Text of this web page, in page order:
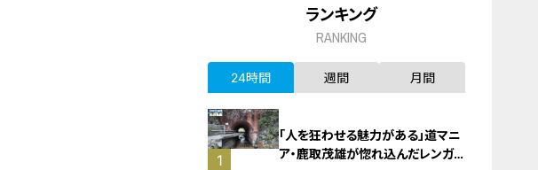
ランキング
RANKING
24時間 週間 月間
1
「人を狂わせる魅力がある」道マニ
ア・鹿取茂雄が惚れ込んだレンガの